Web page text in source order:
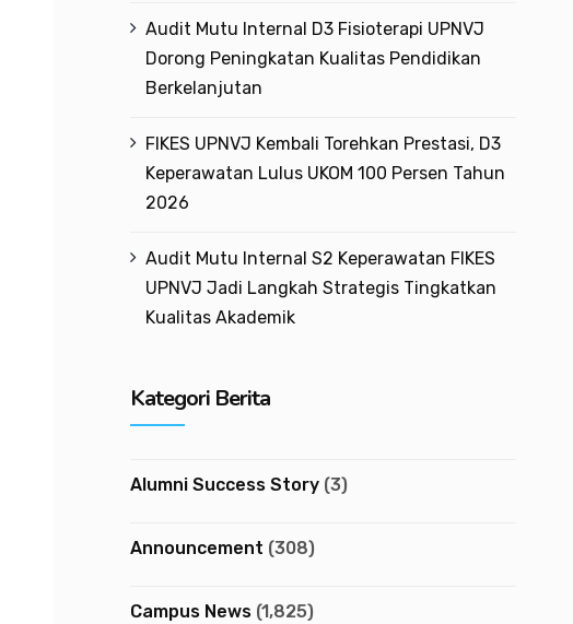
Audit Mutu Internal D3 Fisioterapi UPNVJ
Dorong Peningkatan Kualitas Pendidikan
Berkelanjutan
FIKES UPNVJ Kembali Torehkan Prestasi, D3
Keperawatan Lulus UKOM 100 Persen Tahun
2026
Audit Mutu Internal S2 Keperawatan FIKES
UPNVJ Jadi Langkah Strategis Tingkatkan
Kualitas Akademik
Kategori Berita
Alumni Success Story(3)
Announcement (308)
Campus News(1,825)